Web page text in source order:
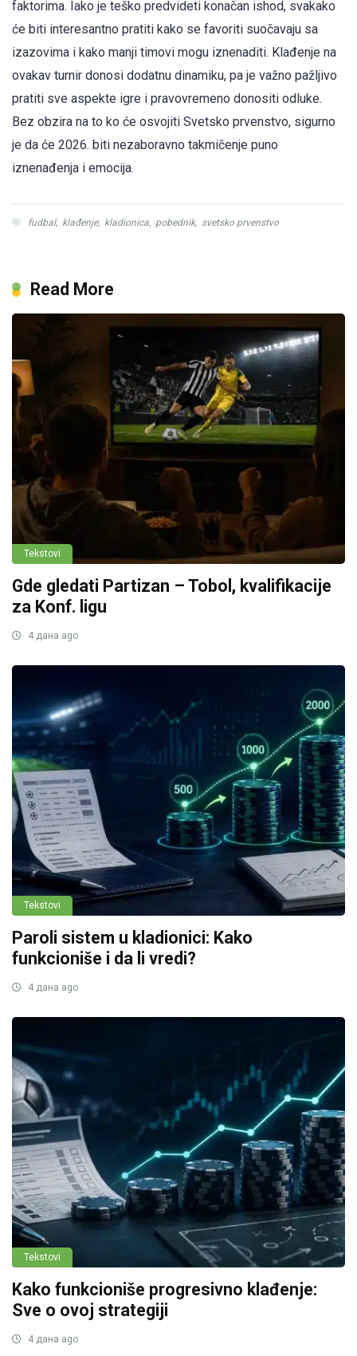
faktorima. Iako je teško predvideti konačan ishod, svakako
će biti interesantno pratiti kako se favoriti suočavaju sa
izazovima i kako manji timovi mogu iznenaditi. Klađenje na
ovakav turnir donosi dodatnu dinamiku, pa je važno pažljivo
pratiti sve aspekte igre i pravovremeno donositi odluke.
Bez obzira na to ko će osvojiti Svetsko prvenstvo, sigurno
je da će 2026. biti nezaboravno takmičenje puno
iznenađenja i emocija.
fudbal, klađenje, kladionica, pobednik, svetsko prvenstvo
Read More
Tekstovi
Gde gledati Partizan – Tobol, kvalifikacije
za Konf. ligu
4 дана ago
Tekstovi
Paroli sistem u kladionici: Kako
funkcioniše i da li vredi?
4 дана ago
Tekstovi
Kako funkcioniše progresivno klađenje:
Sve o ovoj strategiji
4 дана ago